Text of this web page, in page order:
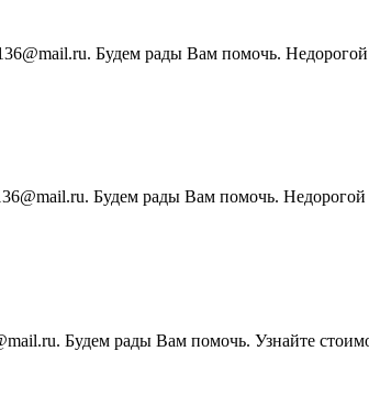
Будем рады Вам помочь.
Будем рады Вам помочь. Недорогой
Будем рады Вам помочь. Узнайте